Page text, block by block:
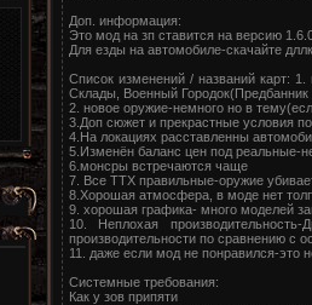
Доп. информация:
Это мод на зп ставится на версию
Для езды на автомобиле-скачайте
Список изменений / названий карт:
Склады, Военный
2. новое оружие-немного но в
3.Доп сюжет и прекрастные условия
4.На локациях расставленны
5.Изменён баланс цен под реальные-
6.монсры встречаются чаще
7. Все ТТХ правильные-оружие
8.Хорошая атмосфера, в моде нет
9. хорошая графика- много моделей
10. Неплохая
производительности по сравнению с
11. даже если мод не понравился-это
Системные требования:
Как у зов припяти